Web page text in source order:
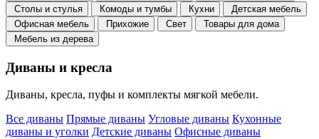
Столы и стулья
Комоды и тумбы Кухни
Детская мебель
Офисная мебель
Прихожие Свет
Товары для дома
Мебель из дерева
Диваны и кресла
Диваны, кресла, пуфы и комплекты мягкой мебели.
Все диваны Прямые диваны Угловые диваны Кухонные
диваны и уголки Детские диваны Офисные диваны